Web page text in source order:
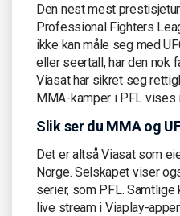
Den nest mest
Professional Fighters
ikke kan måle seg med
eller seertall, har den nok
Viasat har sikret seg
MMA-kamper i PFL vises
Slik ser du MMA og
Det er altså Viasat som
Norge. Selskapet viser
serier, som PFL.
live stream i Viaplay-